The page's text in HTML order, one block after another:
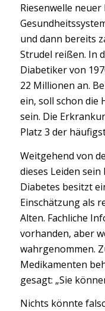
Riesenwelle neuer
und dann bereits
Strudel reißen. In
Diabetiker von
22 Millionen an.
ein, soll schon die
sein. Die
Platz 3 der
Weitgehend von
dieses Leiden
Diabetes besitzt
Einschätzung als
Alten. Fachliche
vorhanden, aber
wahrgenommen.
Medikamenten
gesagt: „Sie
Nichts könnte